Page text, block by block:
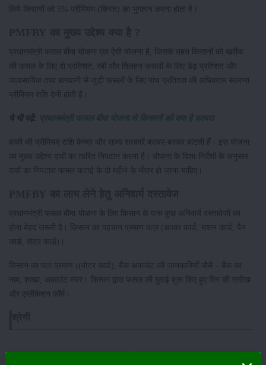
लिये किसानों को 5% प्रीमियम (किस्त) का भुगतान करना होता है।
प्रधानमंत्री फसल बीमा योजना एक ऐसी योजना है, जिसके तहत किसानों को खरीफ
की फसल के लिए दो प्रतिशत, रबी और तिलहन फसलों के लिए डेढ़ प्रतिशत और
व्‍यावसायिक तथा बागवानी से जुड़ी फसलों के लिए पांच प्रतिशत की अधिकतम सालाना
प्रीमियम राशि देनी होती है।
ये भी पढ़ें: प्रधानमंत्री फसल बीमा योजना से किसानों को क्या है फायदा
बाकी की प्रीमियम राशि केन्‍द्र और राज्‍य सरकारें बराबर-बराबर बांटती हैं। इस योजना
का मुख्‍य उद्देश्‍य दावों का त्‍वरित निपटान करना है। योजना के दिशा-निर्देशों के अनुसार
दावों का निपटारा फसल कटाई के दो महीने के भीतर हो जाना चाहिए।
प्रधानमंत्री फसल बीमा योजना के लिए किसान के पास कुछ अनिवार्य दस्तावेजों का
होना बेहद जरूरी है। किसान का पहचान प्रमाण पत्र (आधार कार्ड, राशन कार्ड, पैन
कार्ड, वोटर कार्ड)।
किसान का पता प्रमाण।(वोटर कार्ड), बैंक अकाउंट की जानकारियाँ जैसे – बैंक का
नाम, शाखा, अकाउंट नंबर। किसान द्वारा फसल की बुवाई शुरू किए हुए दिन की तारीख
और एप्लीकेशन फॉर्म।